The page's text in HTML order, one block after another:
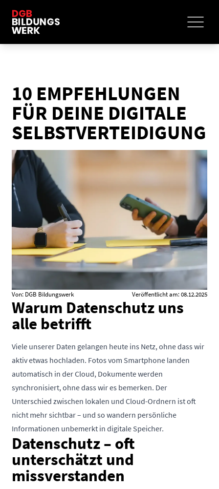
10 EMPFEHLUNGEN
FÜR DEINE DIGITALE
SELBSTVERTEIDIGUNG
Von: DGB Bildungswerk Veröffentlicht am: 08.12.2025
Warum Datenschutz uns
alle betrifft
Viele unserer Daten gelangen heute ins Netz, ohne dass wir
aktiv etwas hochladen. Fotos vom Smartphone landen
automatisch in der Cloud, Dokumente werden
synchronisiert, ohne dass wir es bemerken. Der
Unterschied zwischen lokalen und Cloud-Ordnern ist oft
nicht mehr sichtbar – und so wandern persönliche
Informationen unbemerkt in digitale Speicher.
Datenschutz – oft
unterschätzt und
missverstanden